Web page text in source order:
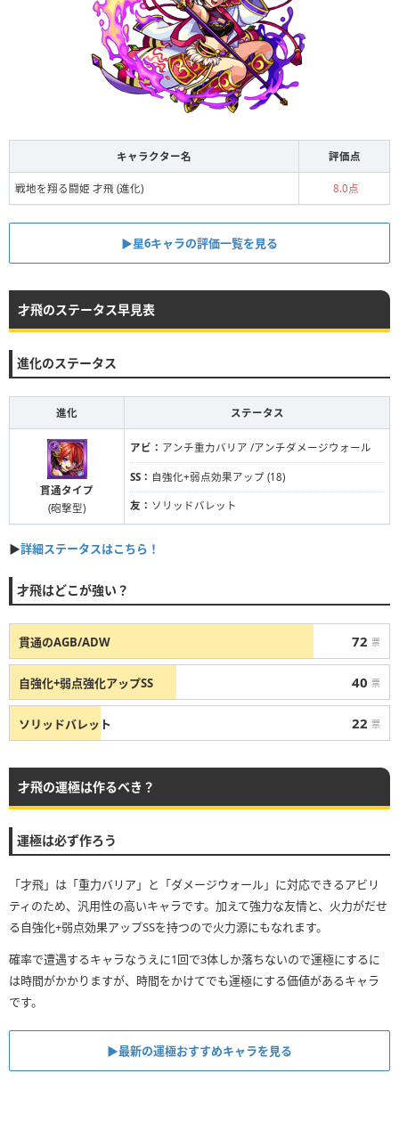
キャラクター名 評価点
戦地を翔る闘姫 才飛 (進化) 8.0点
▶星6キャラの評価一覧を見る
才飛のステータス早見表
進化のステータス
進化 ステータス
貫通タイプ
(砲撃型)
アビ： アンチ重力バリア /アンチダメージウォール
SS： 自強化+弱点効果アップ (18)
友： ソリッドバレット
▶詳細ステータスはこちら！
才飛はどこが強い？
貫通のAGB/ADW 72 票
自強化+弱点強化アップSS 40 票
ソリッドバレット 22 票
才飛の運極は作るべき？
運極は必ず作ろう
「才飛」は「重力バリア」と「ダメージウォール」に対応できるアビリ
ティのため、汎用性の高いキャラです。加えて強力な友情と、火力がだせ
る自強化+弱点効果アップSSを持つので火力源にもなれます。
確率で遭遇するキャラなうえに1回で3体しか落ちないので運極にするに
は時間がかかりますが、時間をかけてでも運極にする価値があるキャラ
です。
▶最新の運極おすすめキャラを見る